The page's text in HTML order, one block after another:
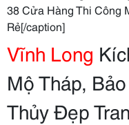
38 Cửa Hàng Thi Công
Rẻ[/caption]
Vĩnh Long
Mộ Tháp,
Thủy Đẹp